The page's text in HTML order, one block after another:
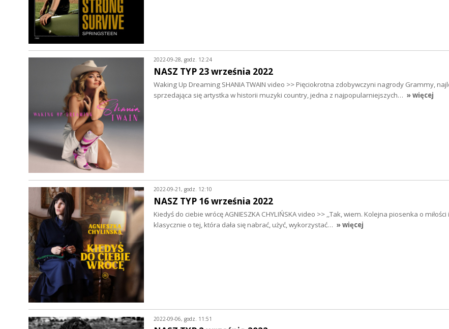
2022-09-28, godz. 12:24
NASZ TYP 23 września 2022
Waking Up Dreaming SHANIA TWAIN video >> Pięciokrotna zdobywczyni nagrody Grammy,
sprzedająca się artystka w historii muzyki country, jedna z najpopularniejszych… » więcej
2022-09-21, godz. 12:10
NASZ TYP 16 września 2022
Kiedyś do ciebie wrócę AGNIESZKA CHYLIŃSKA video >> ,,Tak, wiem. Kolejna piosenka o miłości
klasycznie o tej, która dała się nabrać, użyć, wykorzystać… » więcej
2022-09-06, godz. 11:51